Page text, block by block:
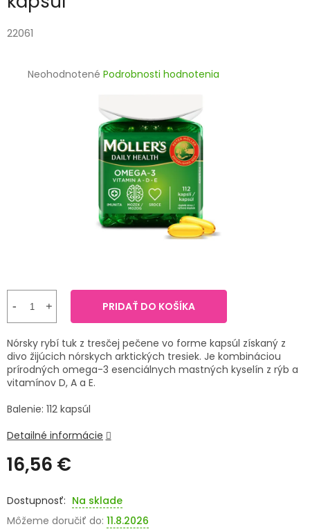
KOZMETIKA
PRÍRODNÉ
LIEKY
VETERINA
SENIORI
ZNAČKY
Prihlásenie
22061
Priemerné
Neohodnotené Podrobnosti hodnotenia
16,56 €
cena:
Na sklade
Môžeme doručiť do: 11.8.2026
PRIDAŤ DO KOŠÍKA
Nórsky rybí tuk z tresčej pečene vo forme kapsúl získaný z
divo žijúcich nórskych arktických tresiek. Je kombináciou
prírodných omega-3 esenciálnych mastných kyselín z rýb a
vitamínov D, A a E.
Balenie: 112 kapsúl
Detailné informácie